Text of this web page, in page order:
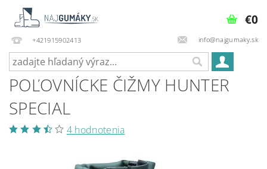
+421915902413 info@najgumaky.sk
€0
POĽOVNÍCKE ČIŽMY HUNTER
SPECIAL
4 hodnotenia